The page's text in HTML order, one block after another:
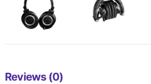
Reviews (0)